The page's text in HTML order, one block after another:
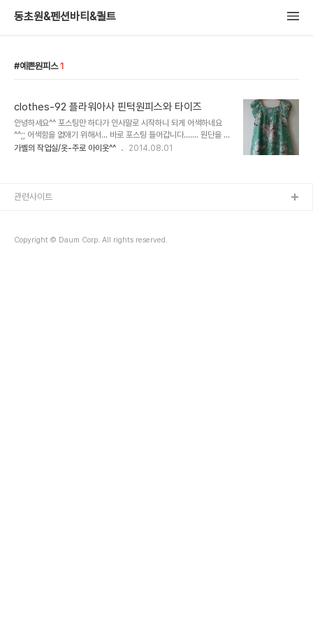
동초원&펜션바티&퀼트
예쁜원피스 1
clothes-92 플라워아사 핀턱원피스와 타이즈
안녕하세요^^ 포스팅만 하다가 인사말로 시작하니 되게 어색하네요
^^;; 어색함을 없애기 위해서... 바로 포스팅 들어갑니다....... 원단을 보
는순간.. 이건 원피스다...꽂혀서 만든 옷이네요.. 살짝 시원해 보이는
가벨의 작업실/옷-주로 아이옷^^ 2014.08.01
Copyright © Daum Corp. All rights reserved.
관련사이트